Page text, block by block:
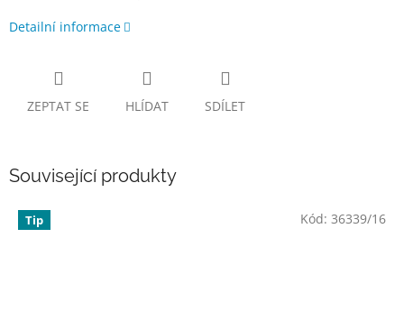
Detailní informace
ZEPTAT SE HLÍDAT SDÍLET
Související produkty
Tip Kód: 36339/16